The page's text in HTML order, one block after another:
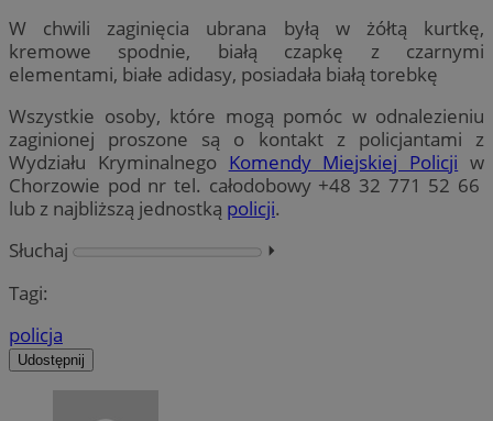
W chwili zaginięcia ubrana byłą w żółtą kurtkę,
kremowe spodnie, białą czapkę z czarnymi
elementami, białe adidasy, posiadała białą torebkę
Wszystkie osoby, które mogą pomóc w odnalezieniu
zaginionej proszone są o kontakt z policjantami z
Wydziału Kryminalnego Komendy Miejskiej Policji w
Chorzowie pod nr tel. całodobowy +48 32 771 52 66
lub z najbliższą jednostką policji.
Słuchaj
⏵︎
Tagi:
policja
Udostępnij